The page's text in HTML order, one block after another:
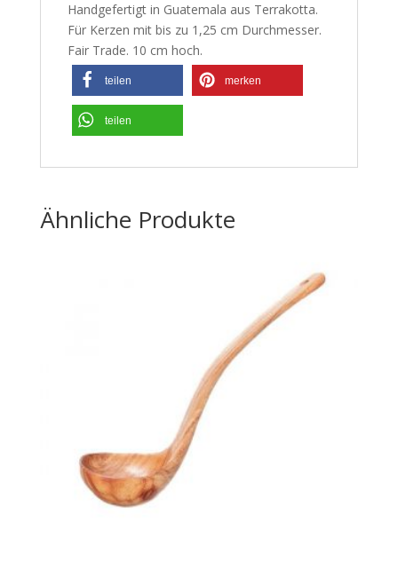
Handgefertigt in Guatemala aus Terrakotta.
Für Kerzen mit bis zu 1,25 cm Durchmesser.
Fair Trade. 10 cm hoch.
teilen merken
teilen
Ähnliche Produkte